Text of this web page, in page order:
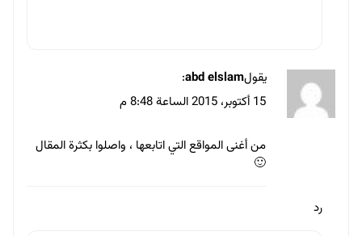
يقولabd elslam
:
15 أكتوبر، 2015 الساعة 8:48 م
من أغنى المواقع التي اتابعها ، واصلوا بكثرة المقال
🙂
رد